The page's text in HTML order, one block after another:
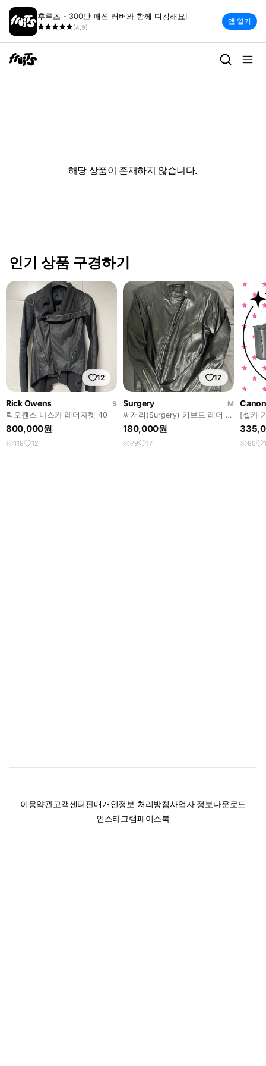
후루츠 - 300만 패션 러버와 함께 디깅해요!
(4.9)
앱 열기
해당 상품이 존재하지 않습니다.
인기 상품 구경하기
12
Rick Owens
S
릭오웬스 나스카 레더자켓 40
800,000원
119 12
17
Surgery
M
써저리(Surgery) 커브드 레더 자
켓
180,000원
79 17
Canon
[셀카
A630
80
이용약관고객센터판매개인정보 처리방침사업자 정보다운로드
인스타그램페이스북